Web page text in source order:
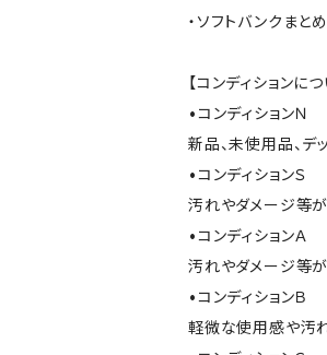
・ソフトバンクま
【コンディションにつ
•コンディションＮ
新品、未使用品、デ
•コンディションＳ
汚れやダメージ等
•コンディションＡ
汚れやダメージ等が
•コンディションＢ
軽微な使用感や汚